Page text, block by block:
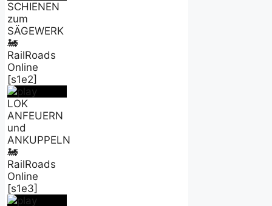
SCHIENEN
zum
SÄGEWERK
🚂
RailRoads
Online
[s1e2]
LOK
ANFEUERN
und
ANKUPPELN
🚂
RailRoads
Online
[s1e3]